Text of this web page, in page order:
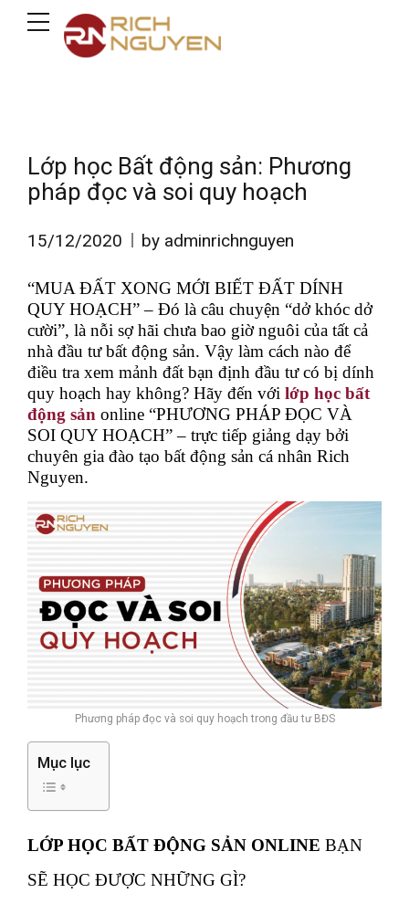
Lớp học Bất động sản: Phương
pháp đọc và soi quy hoạch
15/12/2020 by adminrichnguyen
“MUA ĐẤT XONG MỚI BIẾT ĐẤT DÍNH
QUY HOẠCH” – Đó là câu chuyện “dở khóc dở
cười”, là nỗi sợ hãi chưa bao giờ nguôi của tất cả
nhà đầu tư bất động sản. Vậy làm cách nào để
điều tra xem mảnh đất bạn định đầu tư có bị dính
quy hoạch hay không? Hãy đến với lớp học bất
động sản online “PHƯƠNG PHÁP ĐỌC VÀ
SOI QUY HOẠCH” – trực tiếp giảng dạy bởi
chuyên gia đào tạo bất động sản cá nhân Rich
Nguyen.
Phương pháp đọc và soi quy hoạch trong đầu tư BĐS
Mục lục
LỚP HỌC BẤT ĐỘNG SẢN ONLINE BẠN
SẼ HỌC ĐƯỢC NHỮNG GÌ?